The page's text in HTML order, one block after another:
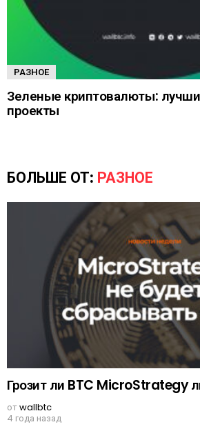
РАЗНОЕ
Зеленые криптовалюты:
проекты
БОЛЬШЕ ОТ: РАЗНОЕ
Грозит ли BTC MicroStrategy
отwallbtc
4 года назад